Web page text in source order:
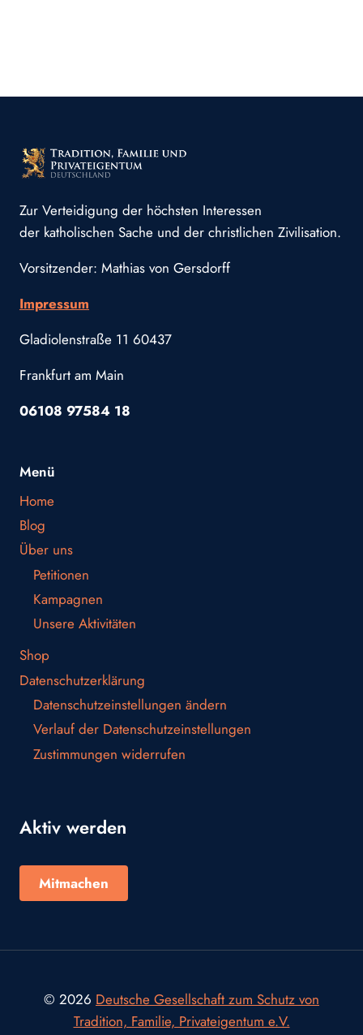
Zur Verteidigung der höchsten Interessen
der katholischen Sache und der christlichen Zivilisation.
Vorsitzender: Mathias von Gersdorff
Impressum
Gladiolenstraße 11 60437
Frankfurt am Main
06108 97584 18
Menü
Home
Blog
Über uns
Petitionen
Kampagnen
Unsere Aktivitäten
Shop
Datenschutzerklärung
Datenschutzeinstellungen ändern
Verlauf der Datenschutzeinstellungen
Zustimmungen widerrufen
Aktiv werden
Mitmachen
© 2026 Deutsche Gesellschaft zum Schutz von
Tradition, Familie, Privateigentum e.V.